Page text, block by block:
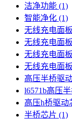
洁净功能 (1)
智能净化 (1)
无线充电面
无线充电面
无线充电面
无线充电面
高压半桥驱
l6571b高压
高压h桥驱动
半桥芯片 (1)